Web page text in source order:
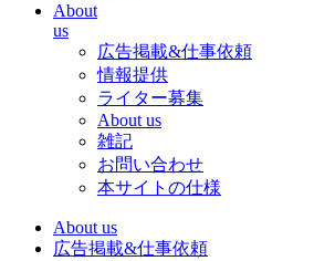
About
us
広告掲載&仕事依頼
情報提供
ライター募集
About us
雑記
お問い合わせ
本サイトの仕様
About us
広告掲載&仕事依頼